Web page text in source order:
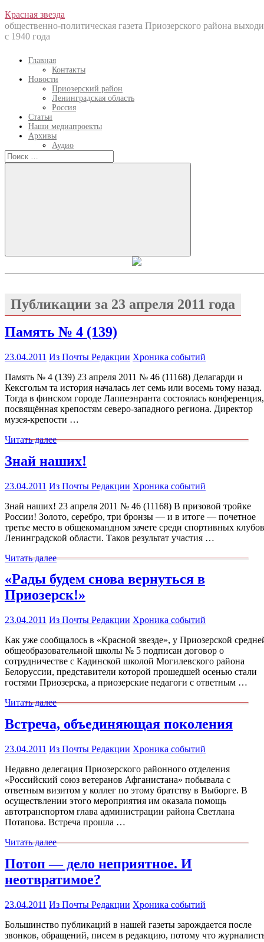
Перейти
к
содержанию
Красная звезда
общественно-политическая газета Приозерского района
с 1940 года
Главная
Контакты
Новости
Приозерский район
Ленинградская область
Россия
Статьи
Наши медиапроекты
Архивы
Аудио
Искать:
Искать
Публикации за 23 апреля 2011 года
Память № 4 (139)
23.04.2011 Из Почты Редакции Хроника событий
Память № 4 (139) 23 апреля 2011 № 46 (11168) Делагарди и
Кексгольм та история началась лет семь или восемь тому назад.
Тогда в финском городе Лаппеэнранта состоялась конференция,
посвящённая крепостям северо-западного региона. Директор
музея-крепости …
Читать далее
Знай наших!
23.04.2011 Из Почты Редакции Хроника событий
Знай наших! 23 апреля 2011 № 46 (11168) В призовой тройке
России! Золото, серебро, три бронзы — и в итоге — почетное
третье место в общекомандном зачете среди спортивных клубов
Ленинградской области. Таков результат участия …
Читать далее
«Рады будем снова вернуться в
Приозерск!»
23.04.2011 Из Почты Редакции Хроника событий
Как уже сообщалось в «Красной звезде», у Приозерской
общеобразовательной школы № 5 подписан договор о
сотрудничестве с Кадинской школой Могилевского района
Белоруссии, представители которой прошедшей осенью стали
гостями Приозерска, а приозерские педагоги с ответным …
Читать далее
Встреча, объединяющая поколения
23.04.2011 Из Почты Редакции Хроника событий
Недавно делегация Приозерского районного отделения
«Российский союз ветеранов Афганистана» побывала с
ответным визитом у коллег по этому братству в Выборге. В
осуществлении этого мероприятия им оказала помощь
автотранспортом глава администрации района Светлана
Потапова. Встреча прошла …
Читать далее
Потоп — дело неприятное. И
неотвратимое?
23.04.2011 Из Почты Редакции Хроника событий
Большинство публикаций в нашей газеты зарождается после
звонков, обращений, писем в редакцию, потому что